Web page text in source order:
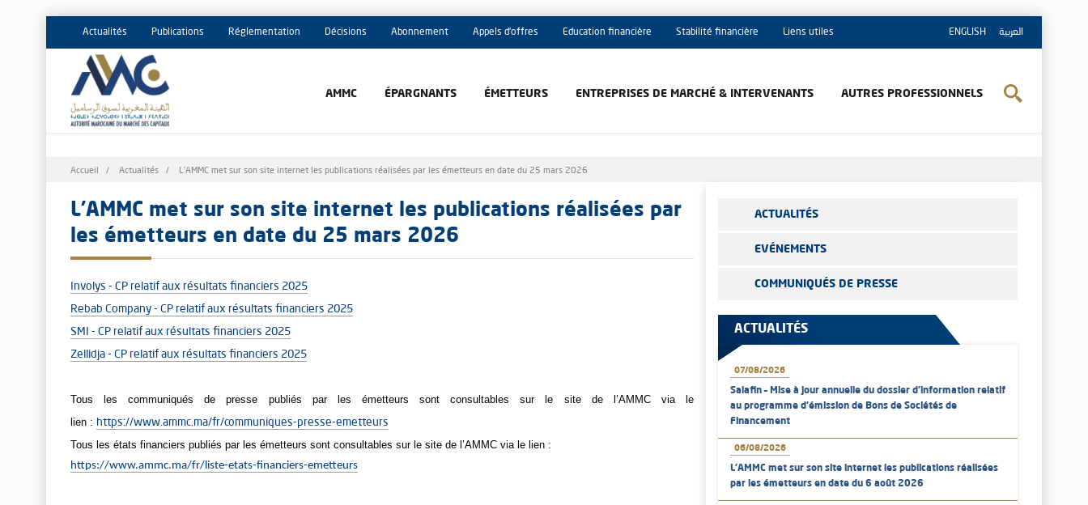
ENGLISH العربية Actualités Publications Réglementation Décisions Abonnement Appels d'offres Education financière Stabilité financière Liens utiles
AMMC ÉPARGNANTS ÉMETTEURS ENTREPRISES DE MARCHÉ & INTERVENANTS AUTRES PROFESSIONNELS
Fil
Accueil Actualités L’AMMC met sur son site internet les publications réalisées par les émetteurs en date du 25 mars 2026
L’AMMC met sur son site internet les publications réalisées par
les émetteurs en date du 25 mars 2026
Involys - CP relatif aux résultats financiers 2025
Rebab Company - CP relatif aux résultats financiers 2025
SMI - CP relatif aux résultats financiers 2025
Zellidja - CP relatif aux résultats financiers 2025
Tous les communiqués de presse publiés par les émetteurs sont consultables sur le site de l’AMMC via le
lien : https://www.ammc.ma/fr/communiques-presse-emetteurs
Tous les états financiers publiés par les émetteurs sont consultables sur le site de l’AMMC via le lien :
https://www.ammc.ma/fr/liste-etats-financiers-emetteurs
ACTUALITÉS
EVÉNEMENTS
COMMUNIQUÉS DE PRESSE
ACTUALITÉS
07/08/2026
Salafin – Mise à jour annuelle du dossier d’information relatif
au programme d'émission de Bons de Sociétés de
Financement
06/08/2026
L’AMMC met sur son site internet les publications réalisées
par les émetteurs en date du 6 août 2026